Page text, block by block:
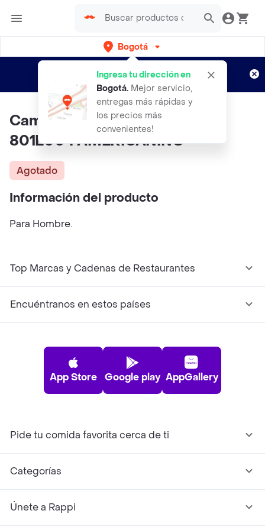
Bogotá
Ingresa tu dirección en
Bogotá. Mejor servicio,
entregas más rápidas y
los precios más
convenientes!
envíos gratis por semanas
Aplican TyC
Camiseta Hombre Cafe Talla Xl
801E004 AMERICANINO
Agotado
Información del producto
Para Hombre.
Top Marcas y Cadenas de Restaurantes
Encuéntranos en estos países
App Store Google play AppGallery
Pide tu comida favorita cerca de ti
Categorías
Únete a Rappi